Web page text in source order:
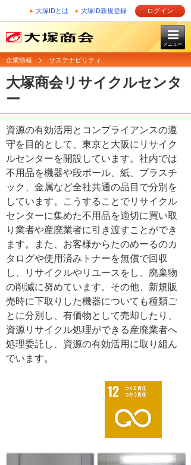
大塚IDとは 大塚ID新規登録 ログイン
メニュー
企業情報 サステナビリティ
大塚商会リサイクルセンタ
ー
資源の有効活用とコンプライアンスの遵
守を目的として、東京と大阪にリサイク
ルセンターを開設しています。社内では
不用品を機器や段ボール、紙、プラスチ
ック、金属など全社共通の品目で分別を
しています。こうすることでリサイクル
センターに集めた不用品を適切に買い取
り業者や産廃業者に引き渡すことができ
ます。また、お客様からたのめーるのカ
タログや使用済みトナーを無償で回収
し、リサイクルやリユースをし、廃棄物
の削減に努めています。その他、新規販
売時に下取りした機器についても種類ご
とに分別し、有価物として売却したり、
資源リサイクル処理ができる産廃業者へ
処理委託し、資源の有効活用に取り組ん
でいます。